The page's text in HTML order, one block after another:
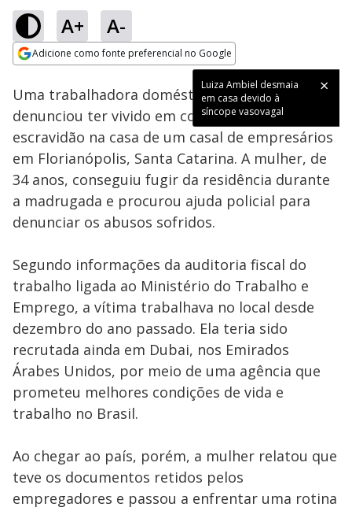
A+ A-
Adicione como fonte preferencial no Google
Luiza Ambiel desmaia
em casa devido à
síncope vasovagal
Ativar
80.18%
Uma trabalhadora doméstica da Etiópia
denunciou ter vivido em condições análogas à
escravidão na casa de um casal de empresários
em Florianópolis, Santa Catarina. A mulher, de
34 anos, conseguiu fugir da residência durante
a madrugada e procurou ajuda policial para
denunciar os abusos sofridos.
Segundo informações da auditoria fiscal do
trabalho ligada ao Ministério do Trabalho e
Emprego, a vítima trabalhava no local desde
dezembro do ano passado. Ela teria sido
recrutada ainda em Dubai, nos Emirados
Árabes Unidos, por meio de uma agência que
prometeu melhores condições de vida e
trabalho no Brasil.
Ao chegar ao país, porém, a mulher relatou que
teve os documentos retidos pelos
empregadores e passou a enfrentar uma rotina